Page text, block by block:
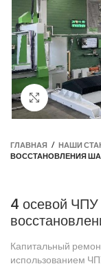
Нажмите,
ГЛАВНАЯ / НАШИ
ВОССТАНОВЛЕНИЯ
4 осевой
Капитальный
использованием